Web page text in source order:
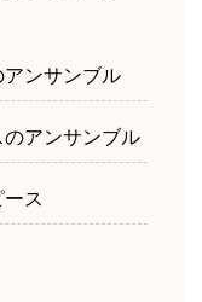
ンサンブル
アンサンブル
ス